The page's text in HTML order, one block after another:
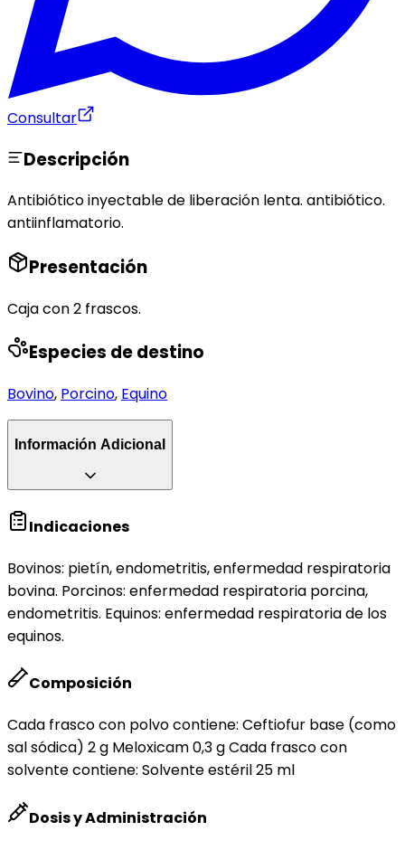
Consultar
Descripción
Antibiótico inyectable de liberación lenta. antibiótico.
antiinflamatorio.
Presentación
Caja con 2 frascos.
Especies de destino
Bovino, Porcino, Equino
Información Adicional
Indicaciones
Bovinos: pietín, endometritis, enfermedad respiratoria
bovina. Porcinos: enfermedad respiratoria porcina,
endometritis. Equinos: enfermedad respiratoria de los
equinos.
Composición
Cada frasco con polvo contiene: Ceftiofur base (como
sal sódica) 2 g Meloxicam 0,3 g Cada frasco con
solvente contiene: Solvente estéril 25 ml
Dosis y Administración